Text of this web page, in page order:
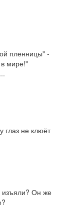
пленницы" -
мире!"
глаз не клюёт
изъяли? Он же